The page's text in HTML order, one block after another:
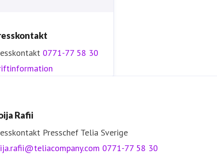
0771-77 58 30
Rafii
Presschef Telia Sverige
0771-77 58 30